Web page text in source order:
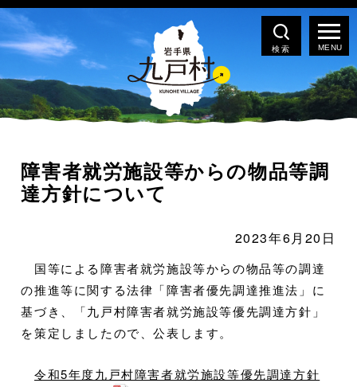
検索
障害者就労施設等からの物品等調
達方針について
2023年6月20日
国等による障害者就労施設等からの物品等の調達
の推進等に関する法律「障害者優先調達推進法」に
基づき、「九戸村障害者就労施設等優先調達方針」
を策定しましたので、公表します。
令和5年度九戸村障害者就労施設等優先調達方針